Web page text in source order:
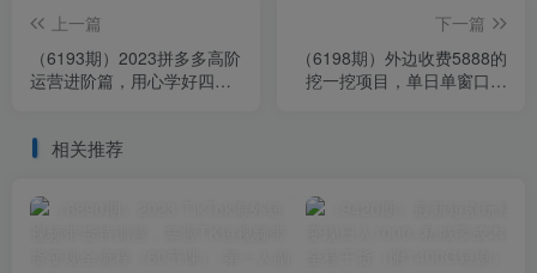
上一篇
（6193期）2023拼多多高阶
运营进阶篇，用心学好四
下一篇
（6198期）外边收费5888的
挖一挖项目，单日单窗口可
相关推荐